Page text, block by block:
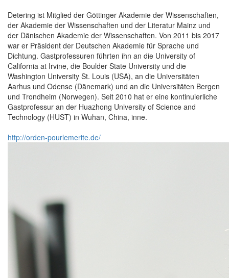
Detering ist Mitglied der Göttinger Akademie der Wissenschaften,
der Akademie der Wissenschaften und der Literatur Mainz und
der Dänischen Akademie der Wissenschaften. Von 2011 bis 2017
war er Präsident der Deutschen Akademie für Sprache und
Dichtung. Gastprofessuren führten ihn an die University of
California at Irvine, die Boulder State University und die
Washington University St. Louis (USA), an die Universitäten
Aarhus und Odense (Dänemark) und an die Universitäten Bergen
und Trondheim (Norwegen). Seit 2010 hat er eine kontinuierliche
Gastprofessur an der Huazhong University of Science and
Technology (HUST) in Wuhan, China, inne.
http://orden-pourlemerite.de/